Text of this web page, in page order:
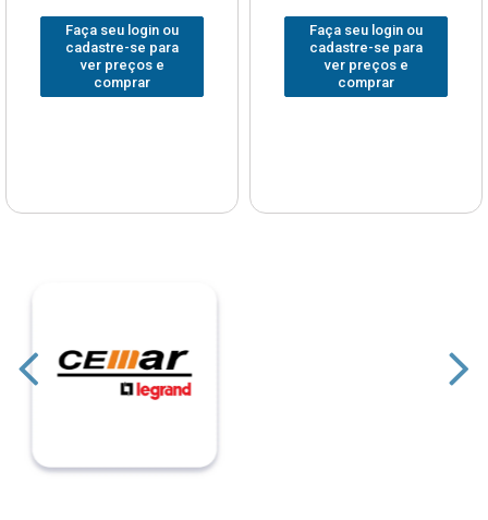
Faça seu login ou
cadastre-se para
ver preços e
comprar
Faça seu login ou
cadastre-se para
ver preços e
comprar